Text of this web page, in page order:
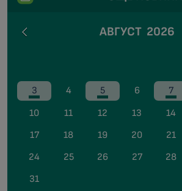
АВГУСТ 2026
3
4 5 6 7
10
11 12 13 14
17
18 19 20 21
24
25 26 27 28
31